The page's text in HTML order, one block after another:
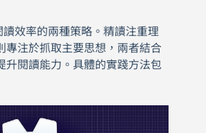
讀效率的兩種策略。精讀注重理
專注於抓取主要思想，兩者結合
升閱讀能力。具體的實踐方法包